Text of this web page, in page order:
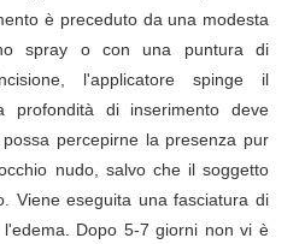
è preceduto da una modesta
spray o con una puntura di
l'applicatore spinge il
profondità di inserimento deve
percepirne la presenza pur
nudo, salvo che il soggetto
Viene eseguita una fasciatura di
Dopo 5-7 giorni non vi è